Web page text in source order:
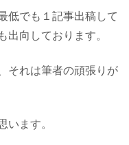
低でも１記事出稿して
出向しております。
それは筆者の頑張りが
ます。